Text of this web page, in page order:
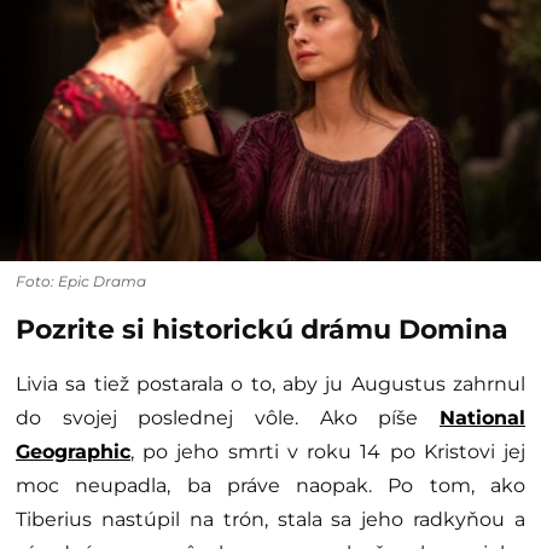
Foto: Epic Drama
Pozrite si historickú drámu Domina
Livia sa tiež postarala o to, aby ju Augustus zahrnul
do svojej poslednej vôle. Ako píše National
Geographic, po jeho smrti v roku 14 po Kristovi jej
moc neupadla, ba práve naopak. Po tom, ako
Tiberius nastúpil na trón, stala sa jeho radkyňou a